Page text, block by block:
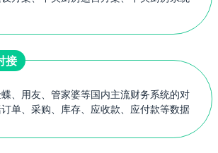
接
、用友、管家婆等国内主流财务系统的对
单、采购、库存、应收款、应付款等数据